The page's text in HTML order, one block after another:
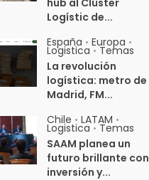
Logístic de...
España • Europa •
Logistica • Temas
La revolución
logística: metro de
Madrid, FM...
Chile • LATAM •
Logistica • Temas
SAAM planea un
futuro brillante con
inversión y...